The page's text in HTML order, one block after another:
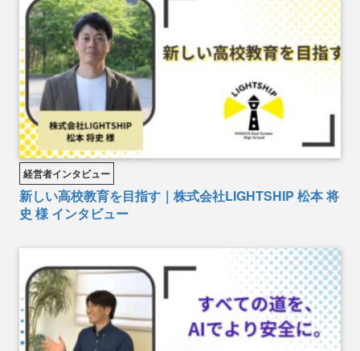
経営者インタビュー
新しい高校教育を目指す｜株式会社LIGHTSHIP 松本 将
史 様 インタビュー